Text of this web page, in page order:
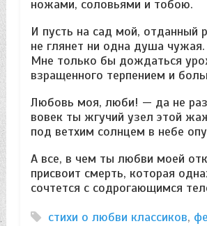
ножами, соловьями и тобою.
И пусть на сад мой, отданный
не глянет ни одна душа чужая.
Мне только бы дождаться
взращенного терпением и
Любовь моя, люби! — да не
вовек ты жгучий узел этой
под ветхим солнцем в небе
А все, в чем ты любви моей
присвоит смерть, которая
сочтется с содрогающимся
стихи о любви классиков,